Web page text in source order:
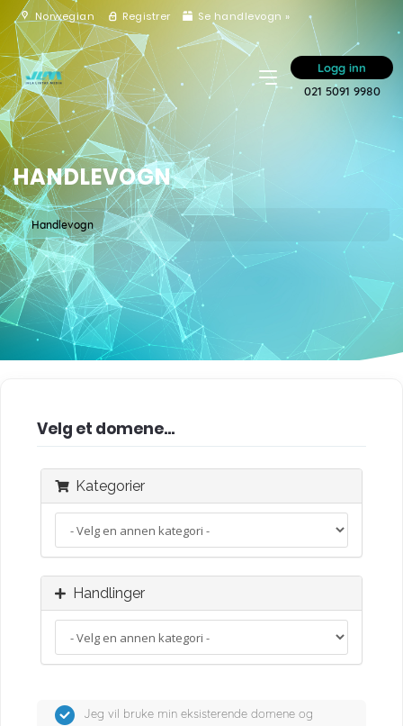
Norwegian Registrer Se handlevogn »
Logg inn
021 5091 9980
HANDLEVOGN
Handlevogn
Velg et domene...
Kategorier
Handlinger
Jeg vil bruke min eksisterende domene og